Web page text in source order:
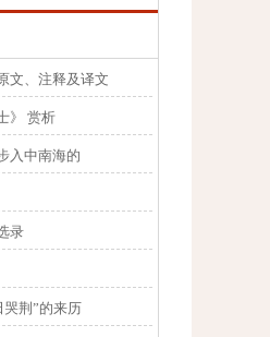
文、注释及译文
》 赏析
入中南海的
录
哭荆”的来历